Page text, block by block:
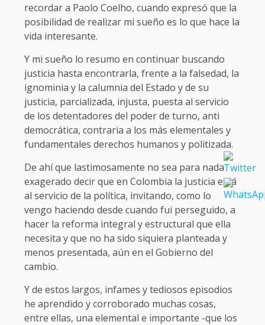
recordar a Paolo Coelho, cuando expresó que la
posibilidad de realizar mi sueño es lo que hace la
vida interesante.
Y mi sueño lo resumo en continuar buscando
justicia hasta encontrarla, frente a la falsedad, la
ignominia y la calumnia del Estado y de su
justicia, parcializada, injusta, puesta al servicio
de los detentadores del poder de turno, anti
democrática, contraria a los más elementales y
fundamentales derechos humanos y politizada.
De ahí que lastimosamente no sea para nada
exagerado decir que en Colombia la justicia está
al servicio de la política, invitando, como lo
vengo haciendo desde cuando fui perseguido, a
hacer la reforma integral y estructural que ella
necesita y que no ha sido siquiera planteada y
menos presentada, aún en el Gobierno del
cambio.
Y de estos largos, infames y tediosos episodios
he aprendido y corroborado muchas cosas,
entre ellas, una elemental e importante -que los